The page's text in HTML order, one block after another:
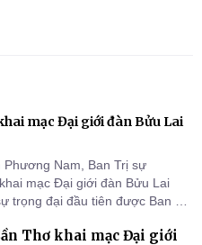
mạc Đại giới đàn Bửu Lai
Phương Nam, Ban Trị sự
mạc Đại giới đàn Bửu Lai
trọng đại đầu tiên được Ban Trị
công tác truyền giới, đào tạo
Thơ khai mạc Đại giới